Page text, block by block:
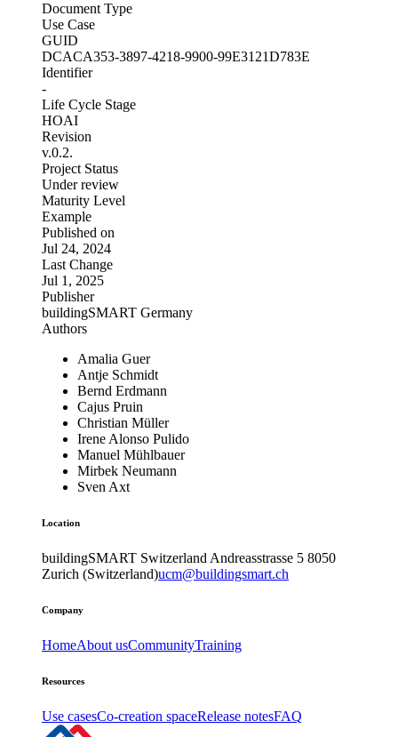
Document Type
Use Case
GUID
DCACA353-3897-4218-9900-99E3121D783E
Identifier
-
Life Cycle Stage
HOAI
Revision
v.0.2.
Project Status
Under review
Maturity Level
Example
Published on
Jul 24, 2024
Last Change
Jul 1, 2025
Publisher
buildingSMART Germany
Authors
Amalia Guer
Antje Schmidt
Bernd Erdmann
Cajus Pruin
Christian Müller
Irene Alonso Pulido
Manuel Mühlbauer
Mirbek Neumann
Sven Axt
Location
buildingSMART Switzerland Andreasstrasse 5 8050
Zurich (Switzerland)ucm@buildingsmart.ch
Company
HomeAbout usCommunityTraining
Resources
Use casesCo-creation spaceRelease notesFAQ